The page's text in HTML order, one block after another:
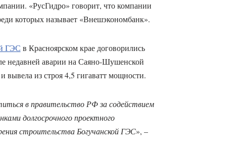
«РусГидро» говорит, что компании
которых называет «Внешэкономбанк».
ГЭС в Красноярском крае договорились
недавней аварии на Саяно-Шушенской
вывела из строя 4,5 гигаватт мощности.
в правительство РФ за содействием
долгосрочного проектного
строительства Богучанской ГЭС», –